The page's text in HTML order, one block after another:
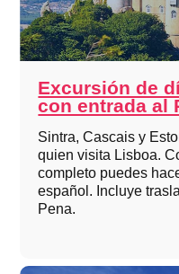
Excursión de
con entrada al
Sintra, Cascais y
quien visita Lisboa.
completo puedes
español. Incluye
Pena.